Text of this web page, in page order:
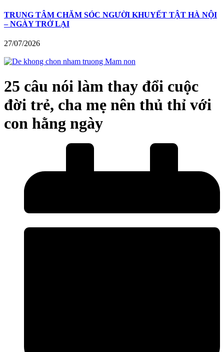
TRUNG TÂM CHĂM SÓC NGƯỜI KHUYẾT TẬT HÀ NỘI
– NGÀY TRỞ LẠI
27/07/2026
25 câu nói làm thay đổi cuộc
đời trẻ, cha mẹ nên thủ thỉ với
con hằng ngày